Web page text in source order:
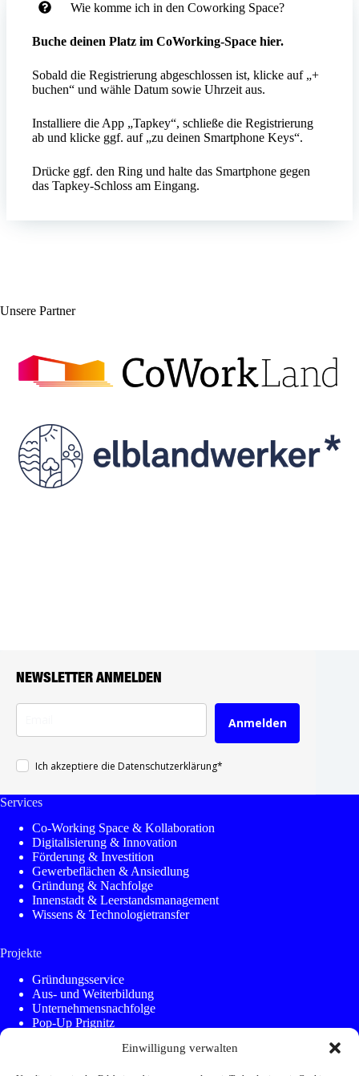
Einwilligung verwalten
Wie komme ich in den Coworking Space?
Buche deinen Platz im CoWorking-Space hier.
Sobald die Registrierung abgeschlossen ist, klicke auf „+
buchen“ und wähle Datum sowie Uhrzeit aus.
Installiere die App „Tapkey“, schließe die Registrierung
ab und klicke ggf. auf „zu deinen Smartphone Keys“.
Drücke ggf. den Ring und halte das Smartphone gegen
das Tapkey-Schloss am Eingang.
Unsere Partner
NEWSLETTER ANMELDEN
Anmelden
Ich akzeptiere die Datenschutzerklärung*
Services
Co-Working Space & Kollaboration
Digitalisierung & Innovation
Förderung & Investition
Gewerbeflächen & Ansiedlung
Gründung & Nachfolge
Innenstadt & Leerstandsmanagement
Wissens & Technologietransfer
Projekte
Gründungsservice
Aus- und Weiterbildung
Unternehmensnachfolge
Pop-Up Prignitz
Kommunen Innovativ